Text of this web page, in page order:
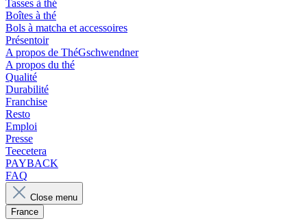
Tasses à thé
Boîtes à thé
Bols à matcha et accessoires
Présentoir
A propos de ThéGschwendner
A propos du thé
Qualité
Durabilité
Franchise
Resto
Emploi
Presse
Teecetera
PAYBACK
FAQ
Close menu
France